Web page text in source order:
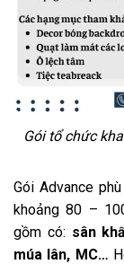
Gói tổ chức
Gói Advance
khoảng 80 –
gồm có: sân
múa lân, MC…